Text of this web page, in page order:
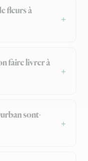
fleurs à
faire livrer à
sont-